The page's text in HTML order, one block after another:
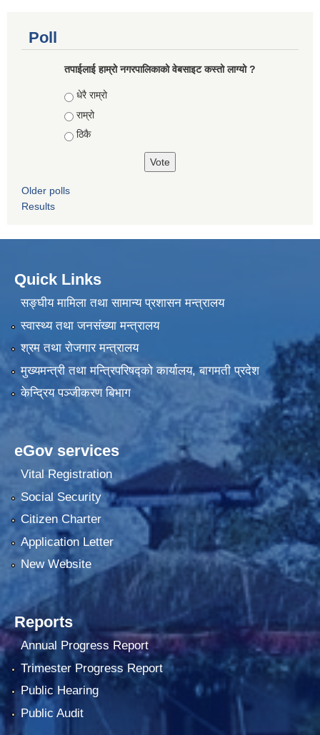
Poll
तपाईलाई हाम्रो नगरपालिकाको वेबसाइट कस्तो लाग्यो ?
Choices
धेरै राम्रो
राम्रो
ठिकै
Older polls
Results
Quick Links
सङ्घीय मामिला तथा सामान्य प्रशासन मन्त्रालय
स्वास्थ्य तथा जनसंख्या मन्त्रालय
श्रम तथा रोजगार मन्त्रालय
मुख्यमन्त्री तथा मन्त्रिपरिषद्को कार्यालय, बागमती प्रदेश
केन्द्रिय पञ्जीकरण बिभाग
eGov services
Vital Registration
Social Security
Citizen Charter
Application Letter
New Website
Reports
Annual Progress Report
Trimester Progress Report
Public Hearing
Public Audit